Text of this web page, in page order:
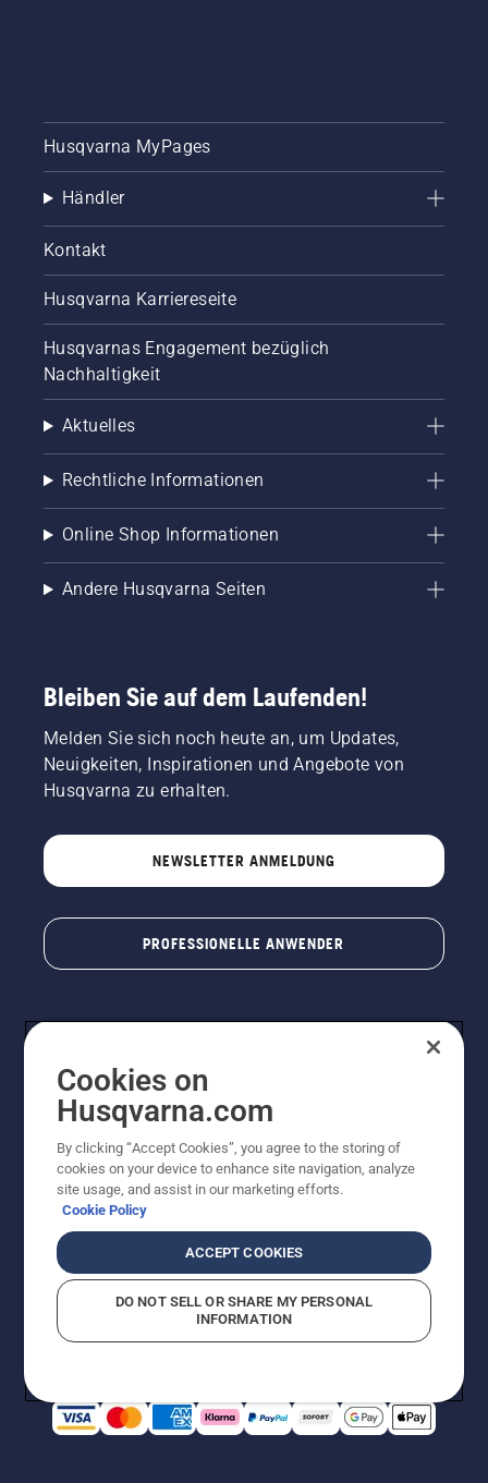
Husqvarna MyPages
Händler
Kontakt
Husqvarna Karriereseite
Husqvarnas Engagement bezüglich
Nachhaltigkeit
Aktuelles
Rechtliche Informationen
Online Shop Informationen
Andere Husqvarna Seiten
Bleiben Sie auf dem Laufenden!
Melden Sie sich noch heute an, um Updates,
Neuigkeiten, Inspirationen und Angebote von
Husqvarna zu erhalten.
NEWSLETTER ANMELDUNG
PROFESSIONELLE ANWENDER
© Husqvarna AB (publ). Alle Rechte vorbehalten. Bei
den Preisangaben handelt es sich um unverbindliche
Preisempfehlungen in Euro inkl. der gesetzlichen
Preisempfehlungen (inkl. MwSt), es sei denn sie sind für
den direkten Kauf verfügbar.
Cookie-RichtlinieNutzungsbedingungen Datenschutzerklärung
Vermutete Verstöße melden
Cookies on
Husqvarna.com
By clicking “Accept Cookies”, you agree to the storing of
cookies on your device to enhance site navigation, analyze
site usage, and assist in our marketing efforts.
Cookie Policy
ACCEPT COOKIES
DO NOT SELL OR SHARE MY PERSONAL
INFORMATION